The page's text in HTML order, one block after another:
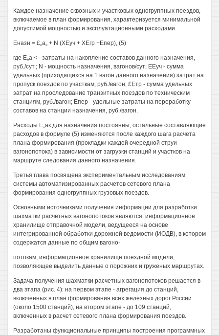
Каждое назначение сквозных и участковых одногруппных поездов,
включаемое в план формирования, характеризуется минимальной
допустимой мощностью и эксплуатационными расходами
Еназн = £„а„ + N (ХЕуч + ХЕгр +Епер), (5)
где Е„а|< - затраты на накопление составов данного назначения,
руб./сут.; N - мощность назначения, вагонов/сут; ЕЕуч - сумма
удельных (приходящихся на 1 вагон данного назначения) затрат на
пропуск поездов по участкам, руб./вагон; £Етр - сумма удельных
затрат на проследование транзитных поездов по техническим
станциям, руб./вагон; Епер - удельные затраты на переработку
составов на станции назначения, руб./вагон.
Расходы Е„ак для назначения постоянны, остальные составляющие
расходов в формуле (5) изменяются после каждого шага расчета
плана формирования (прокладки каждой очередной струи
вагонопотока) в зависимости от загрузки станций и участков на
маршруте следования данного назначения.
Третья глава посвящена экспериментальным исследованиям
системы автоматизированных расчетов сетевого плана
формирования одногруппных грузовых поездов.
Основными источниками получения информации для разработки
шахматки расчетных вагонопотоков являются: информационное
хранилище отправочной модели, ведущееся на основе
интегрированной обработки дорожной ведомости (ИОДВ), в котором
содержатся данные по общим вагоно-
потокам; информационное хранилище поездной модели,
позволяющее выделить данные о порожних и груженых маршрутах.
Задача получения шахматки расчетных вагонопотоков решается в
два этапа (рис. 4): на первом этапе - агрегация до станций,
включенных в план формирования всех железных дорог России
(около 1500 станций), на втором этапе - до 109 станций,
включенных в расчет сетевого плана формирования поездов.
Разработаны функциональные принципы построения программных